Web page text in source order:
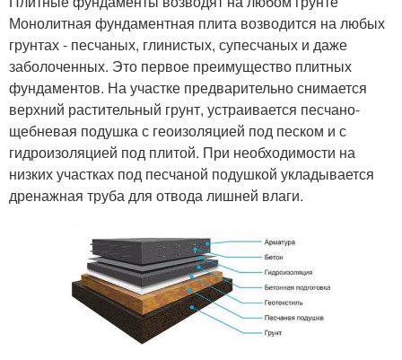
Монолитная фундаментная плита возводится на любых
грунтах - песчаных, глинистых, супесчаных и даже
заболоченных. Это первое преимущество плитных
фундаментов. На участке предварительно снимается
верхний растительный грунт, устраивается песчано-
щебневая подушка с геоизоляцией под песком и с
гидроизоляцией под плитой. При необходимости на
низких участках под песчаной подушкой укладывается
дренажная труба для отвода лишней влаги.